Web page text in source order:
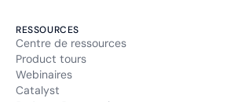
RESSOURCES
Centre de ressources
Product tours
Webinaires
Catalyst